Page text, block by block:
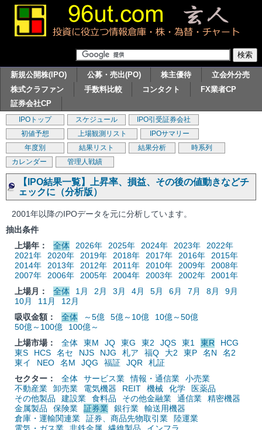
新規公開株(IPO) 公募・売出(PO) 株主優待
立会外分売
株式クラファン
手数料比較 コンタクト
FX業者CP
証券会社CP
IPOトップ スケジュール
IPO引受証券会社
初値予想
上場観測リスト
IPOサマリー
年度別
結果リスト 結果分析
時系列
カレンダー
管理人戦績
【IPO結果一覧】上昇率、損益、その後の値動きなどチ
ェックに（分析版）
2001年以降のIPOデータを元に分析しています。
抽出条件
上場年：
全体 2026年 2025年 2024年 2023年
2022年
2021年
2020年 2019年 2018年 2017年 2016年
2015年
2014年
2013年 2012年 2011年 2010年 2009年
2008年
2007年
2006年 2005年 2004年 2003年 2002年
2001年
上場月：
全体 1月 2月 3月 4月 5月 6月 7月 8月
9月
10月
11月
12月
吸収金額：
全体 ～5億 5億～10億
10億～50億
50億～100億
100億～
上場市場：
全体 東M JQ 東G 東2 JQS 東1 東R
HCG
東S
HCS 名セ NJS NJG 札ア 福Q 大2 東P 名N
名2
東イ
NEO 名M JQG 福証 JQR
札証
セクター：
全体 サービス業 情報・通信業
小売業
不動産業
卸売業 電気機器 REIT 機械 化学
医薬品
その他製品
建設業 食料品 その他金融業 通信業
精密機器
金属製品
保険業 証券業 銀行業
輸送用機器
倉庫・運輸関連業
証券、商品先物取引業
陸運業